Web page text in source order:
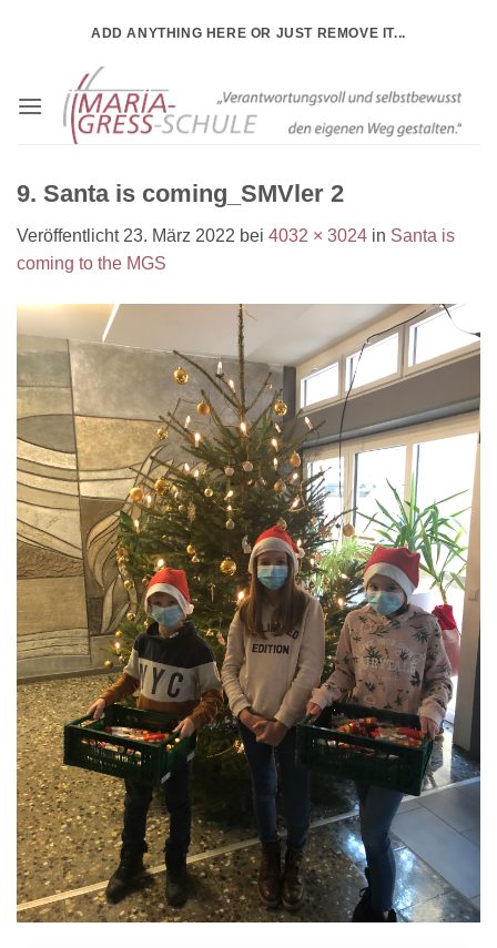
ADD ANYTHING HERE OR JUST REMOVE IT...
9. Santa is coming_SMVler 2
Veröffentlicht 23. März 2022 bei 4032 × 3024 in Santa is
coming to the MGS